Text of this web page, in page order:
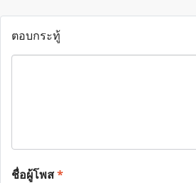
ตอบกระทู้
ชื่อผู้โพส*